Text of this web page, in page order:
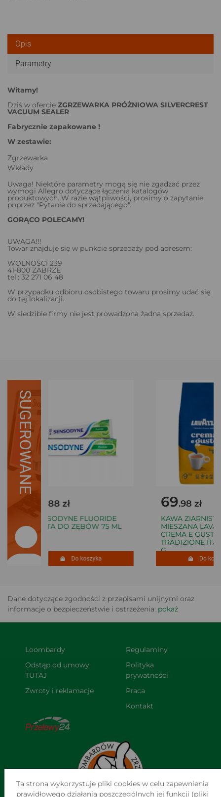
Opis
Parametry
Witamy!
Dziś w ofercie ZGRZEWARKA PRÓŻNIOWA SILVERCREST
VACUUM SEALER
Fabrycznie zapakowane !
W zestawie:
Zgrzewarka
Wkłady
Uwaga! Niektóre parametry mogą się nie zgadzać przez
wymogi Allegro dotyczące łączenia katalogów
produktowych. W razie wątpliwości, prosimy o zapytanie
poprzez "Pytanie do sprzedającego".
GORĄCO POLECAMY!
UWAGA!!!
Towar znajduje się w punkcie sprzedaży pod adresem:
WOLNOŚCI 239
41-800 ZABRZE
tel.: 32 271 06 48
W przypadku odbioru osobistego towaru prosimy udać się
do tej lokalizacji.
W siedzibie firmy nie jest prowadzona żadna sprzedaż.
SUGEROWANE
.88 zł
SENSODYNE FLUORIDE
PASTA DO ZĘBÓW 75 ML
Do koszyka
69.98 zł
KAWA ZIARNISTA
MIESZANA
CREMA E GUSTO
TRADIZIONE
G
Do
Dane dotyczące zgodności z przepisami unijnymi oraz
informacje o bezpieczeństwie i ostrzeżenia: pokaż
Loombardy
Odstąp od umowy
TUTAJ
Zwroty i reklamacje
Regulaminy
Polityka
prywatności
Praca
Kontakt
Ta strona wykorzystuje pliki cookies w celu zapewnienia
prawidłowego działania poszczególnych jej funkcji (pliki